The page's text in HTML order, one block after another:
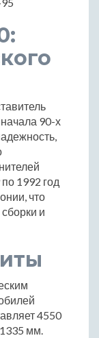
90-х
1992 год
что
и
4550
мм.